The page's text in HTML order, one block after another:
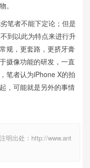
。
笔者不能下定论；但是
到以此为特点来进行升
规，更套路，更挤牙膏
摄像功能的研发，一直
笔者认为iPhone X的拍
，可能就是另外的事情
明出处：http://www.ant